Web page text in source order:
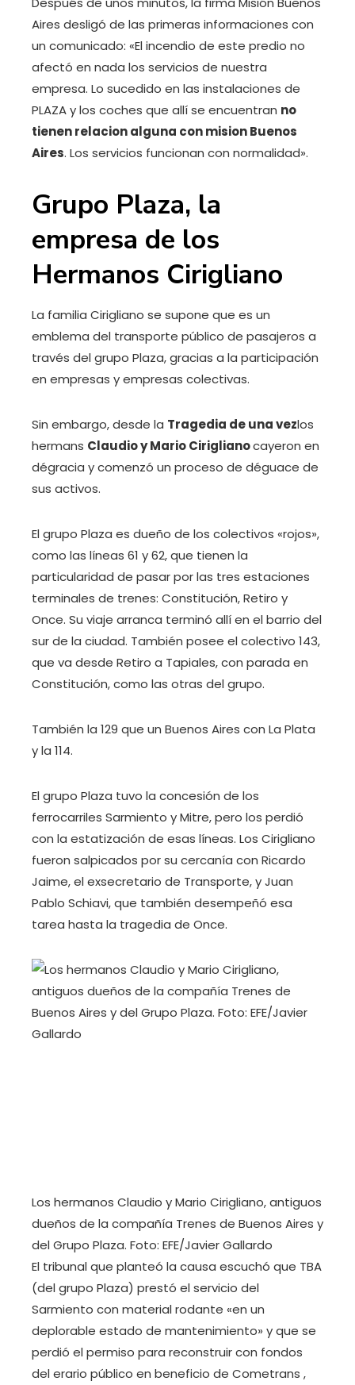
Aires desligó de las primeras informaciones con
un comunicado: «El incendio de este predio no
afectó en nada los servicios de nuestra
empresa. Lo sucedido en las instalaciones de
PLAZA y los coches que allí se encuentran no
tienen relacion alguna con mision Buenos
Aires. Los servicios funcionan con normalidad».
Grupo Plaza, la
empresa de los
Hermanos Cirigliano
La familia Cirigliano se supone que es un
emblema del transporte público de pasajeros a
través del grupo Plaza, gracias a la participación
en empresas y empresas colectivas.
Sin embargo, desde la Tragedia de una vezlos
hermans Claudio y Mario Ciriglianocayeron en
dégracia y comenzó un proceso de déguace de
sus activos.
El grupo Plaza es dueño de los colectivos «rojos»,
como las líneas 61 y 62, que tienen la
particularidad de pasar por las tres estaciones
terminales de trenes: Constitución, Retiro y
Once. Su viaje arranca terminó allí en el barrio del
sur de la ciudad. También posee el colectivo 143,
que va desde Retiro a Tapiales, con parada en
Constitución, como las otras del grupo.
También la 129 que un Buenos Aires con La Plata
y la 114.
El grupo Plaza tuvo la concesión de los
ferrocarriles Sarmiento y Mitre, pero los perdió
con la estatización de esas líneas. Los Cirigliano
fueron salpicados por su cercanía con Ricardo
Jaime, el exsecretario de Transporte, y Juan
Pablo Schiavi, que también desempeñó esa
tarea hasta la tragedia de Once.
Los hermanos Claudio y Mario Cirigliano, antiguos
dueños de la compañía Trenes de Buenos Aires y
del Grupo Plaza. Foto: EFE/Javier Gallardo
El tribunal que planteó la causa escuchó que TBA
(del grupo Plaza) prestó el servicio del
Sarmiento con material rodante «en un
deplorable estado de mantenimiento» y que se
perdió el permiso para reconstruir con fondos
del erario público en beneficio de Cometrans ,